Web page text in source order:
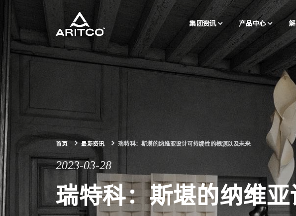
集团资讯 产品中心
集团资讯
关于瑞特科
首页 最新资讯 瑞特科：斯堪的纳维亚设计可持续性的根源以及未来
2023-03-28
瑞特科：斯堪的纳维